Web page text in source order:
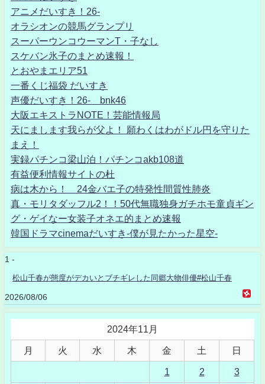
アニメだいすき！26-
オラシオンの競馬グランプリ
スーパーウンコウーマンT・子なし
スケバン氷子のまとめ速報！
とおやまエリア51
一番くじ福袋 だいすき
声優だいすき！26- bnk46
大阪エキストラNOTE！芸能情報局
天にまします我らが父よ！ 願わくはわがドル円を守りた
まえ！
実録パチンコ梁山泊！パチンコakb108道
有益便利情報サイトの杜
病は木から！ 24金バエ子の特発性間質性肺炎
真・モリタダッフル2！！50代無職独身ガチホモ童貞ギン
グ・ゲイなー女装子オネエ的まとめ速報
韓国ドラマcinemaだいすき-僕が見たかった星空-
1 -
松山千春が態度がデカいとブチギレした同郷大物俳優#松山千春
2026/08/06
2024年11月
月 火 水 木 金 土 日
1 2 3